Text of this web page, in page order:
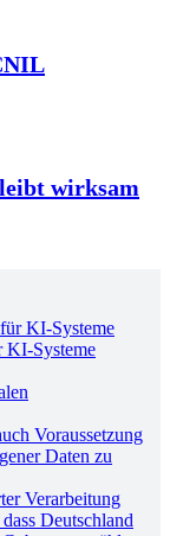
wirksam
KI-Systeme
Verarbeitung